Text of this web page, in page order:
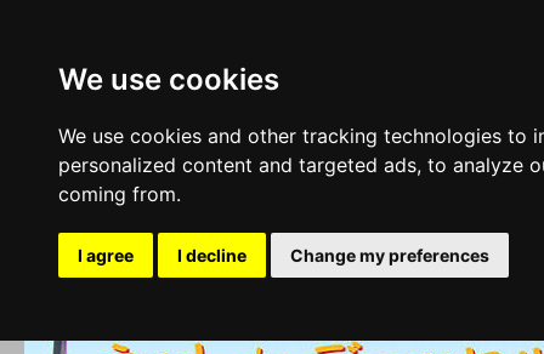
We use cookies
We use cookies and other tracking technologies
personalized content and targeted ads, to analyze
coming from.
I agree I decline Change my preferences